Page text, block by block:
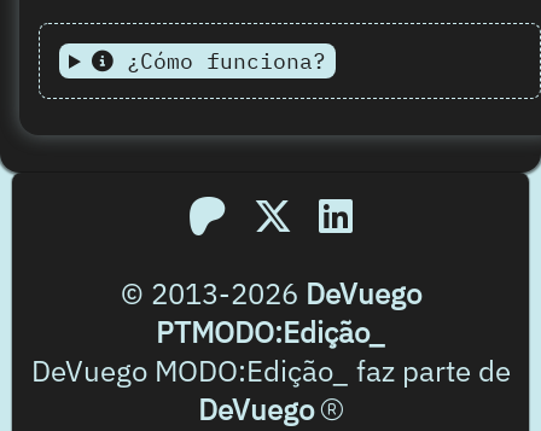
¿Cómo funciona?
© 2013-2026 DeVuego
PTMODO:Edição_
DeVuego MODO:Edição_ faz parte de
DeVuego